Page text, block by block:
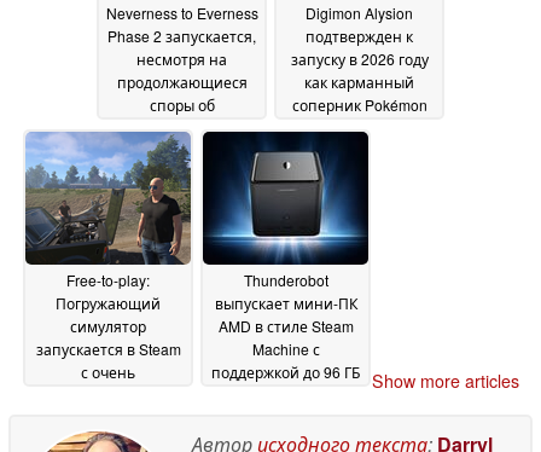
Neverness to Everness
Phase 2 запускается,
несмотря на
продолжающиеся
споры об
искусственном
интеллекте
14 May 2026
Digimon Alysion
подтвержден к
запуску в 2026 году
как карманный
соперник Pokémon
TCG на мобильных
устройствах
2026
Free-to-play:
Погружающий
симулятор
запускается в Steam
с очень
13 May 2026
Thunderobot
выпускает мини-ПК
AMD в стиле Steam
Machine с
поддержкой до 96 ГБ Show more articles
Авторисходного текста: Darryl